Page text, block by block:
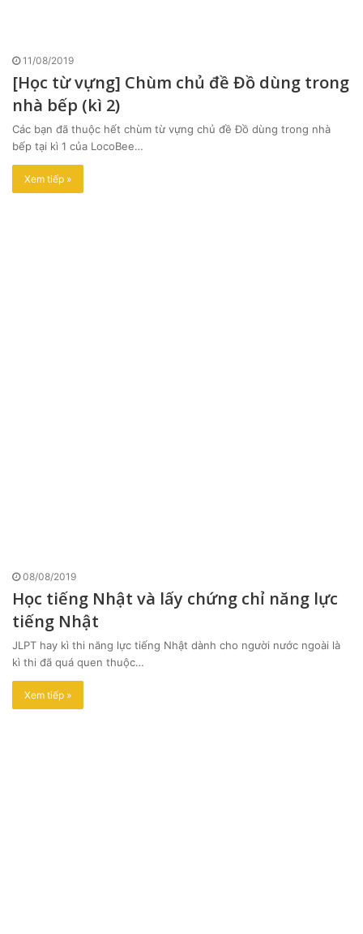
11/08/2019
[Học từ vựng] Chùm chủ đề Đồ dùng trong
nhà bếp (kì 2)
Các bạn đã thuộc hết chùm từ vựng chủ đề Đồ dùng trong nhà
bếp tại kì 1 của LocoBee…
Xem tiếp »
08/08/2019
Học tiếng Nhật và lấy chứng chỉ năng lực
tiếng Nhật
JLPT hay kì thi năng lực tiếng Nhật dành cho người nước ngoài là
kì thi đã quá quen thuộc…
Xem tiếp »